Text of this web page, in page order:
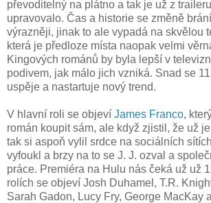
převoditelný na plátno a tak je už z
upravovalo. Čas a historie se změně
výrazněji, jinak to ale vypadá na skvělou
která je předloze místa naopak velmi
Kingových románů by byla lepší v
podivem, jak málo jich vzniká. Snad se
uspěje a nastartuje nový trend.
V hlavní roli se objeví James Franco,
román koupit sám, ale když zjistil, že už
tak si aspoň vylil srdce na sociálních
vyfoukl a brzy na to se J. J. ozval a
práce. Premiéra na Hulu nás čeká už už
rolích se objeví Josh Duhamel, T.R.
Sarah Gadon, Lucy Fry, George MacKay